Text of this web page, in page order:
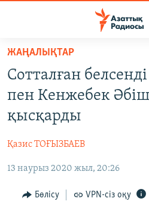
Skip
main
content
to
main
Skip
Search
АДАМ ҚҰҚЫҚТАРЫ
ӘЛЕУМЕТ
ӘЛЕМ
ЖАҢАЛЫҚТАР
Сотталған
пен Кенжебек
қысқарды
Қазис ТОҒЫЗБАЕВ
13 наурыз 2020 жыл, 20:26
Бөлісу VPN-сіз оқу